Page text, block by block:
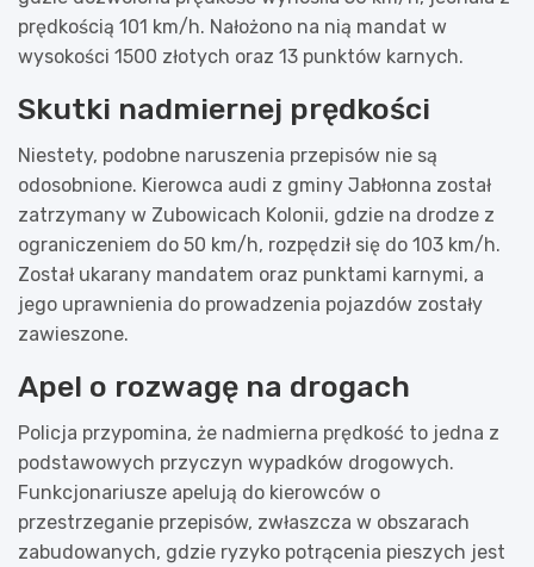
prędkością 101 km/h. Nałożono na nią mandat w
wysokości 1500 złotych oraz 13 punktów karnych.
Skutki nadmiernej prędkości
Niestety, podobne naruszenia przepisów nie są
odosobnione. Kierowca audi z gminy Jabłonna został
zatrzymany w Zubowicach Kolonii, gdzie na drodze z
ograniczeniem do 50 km/h, rozpędził się do 103 km/h.
Został ukarany mandatem oraz punktami karnymi, a
jego uprawnienia do prowadzenia pojazdów zostały
zawieszone.
Apel o rozwagę na drogach
Policja przypomina, że nadmierna prędkość to jedna z
podstawowych przyczyn wypadków drogowych.
Funkcjonariusze apelują do kierowców o
przestrzeganie przepisów, zwłaszcza w obszarach
zabudowanych, gdzie ryzyko potrącenia pieszych jest